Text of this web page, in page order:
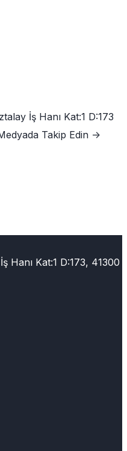
İş Hanı Kat:1 D:173
Takip Edin ->
Hanı Kat:1 D:173, 41300